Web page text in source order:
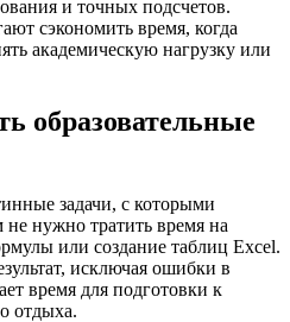
и точных подсчетов.
сэкономить время, когда
академическую нагрузку или
образовательные
задачи, с которыми
нужно тратить время на
или создание таблиц Excel.
исключая ошибки в
время для подготовки к
отдыха.